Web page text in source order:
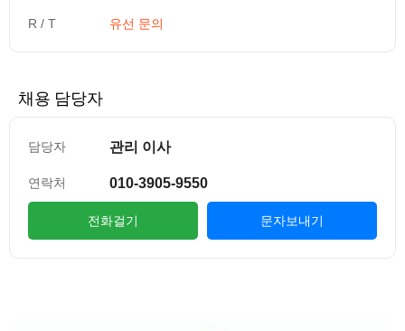
R / T 유선 문의
채용 담당자
담당자 관리 이사
연락처 010-3905-9550
전화걸기 문자보내기